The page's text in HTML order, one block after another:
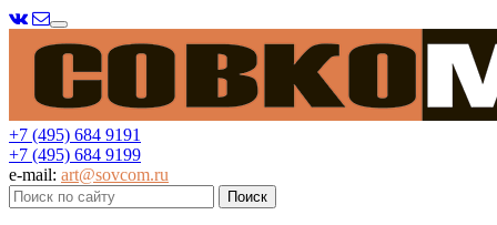
Меню
+7 (495) 684 9191
+7 (495) 684 9199
e-mail: art@sovcom.ru